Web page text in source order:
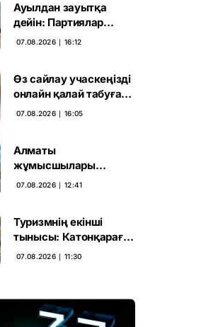
Ауылдан зауытқа
дейін: Партиялар
сайлаушымен бетпе-
07.08.2026 ∣ 16:12
Өз сайлау учаскеңізді
онлайн қалай табуға
болады
07.08.2026 ∣ 16:05
Алматы
жұмысшылары
Құрылтай сайлауына
07.08.2026 ∣ 12:41
Туризмнің екінші
тынысы: Катонқарағай
мен Марқакөлге
07.08.2026 ∣ 11:30